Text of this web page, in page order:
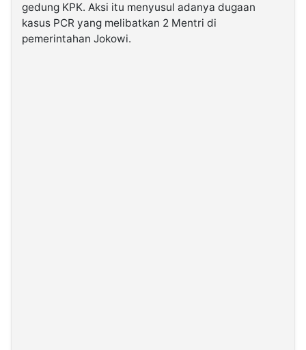
Kabarbaru.co
2026
gedung KPK. Aksi itu menyusul adanya dugaan
kasus PCR yang melibatkan 2 Mentri di
pemerintahan Jokowi.